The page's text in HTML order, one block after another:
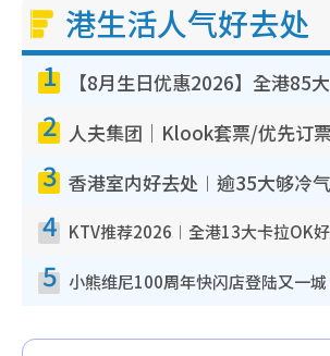
港生活人气好去处
1
2
3
4
5